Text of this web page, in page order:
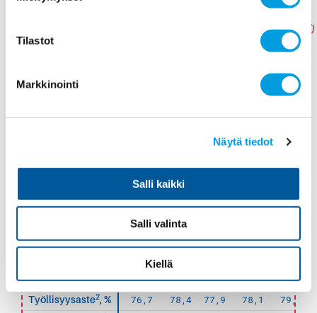
Tilastot
Markkinointi
Näytä tiedot
Salli kaikki
Salli valinta
Kiellä
Vuosimuutos, %
Työvoima (1 000
0,2 1,5
(milj.)
Osuudet, %
%
67,1 68,2
Työllisyysaste2, % 76,7 78,4 77,9 78,1 79,2